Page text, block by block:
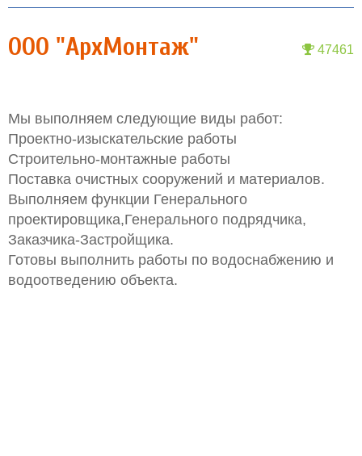
47461
ООО "АрхМонтаж"
Мы выполняем следующие виды работ:
Проектно-изыскательские работы
Строительно-монтажные работы
Поставка очистных сооружений и материалов.
Выполняем функции Генерального
проектировщика,Генерального подрядчика,
Заказчика-Застройщика.
Готовы выполнить работы по водоснабжению и
водоотведению объекта.